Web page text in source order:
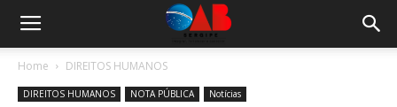
Home DIREITOS HUMANOS
DIREITOS HUMANOS NOTA PÚBLICA Notícias